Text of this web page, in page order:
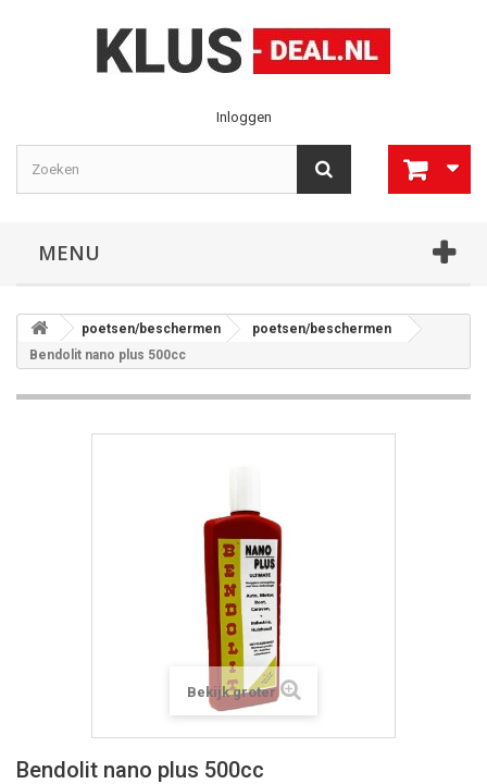
Inloggen
MENU
poetsen/beschermen
poetsen/beschermen
Bendolit nano plus 500cc
Bekijk groter
Bendolit nano plus 500cc